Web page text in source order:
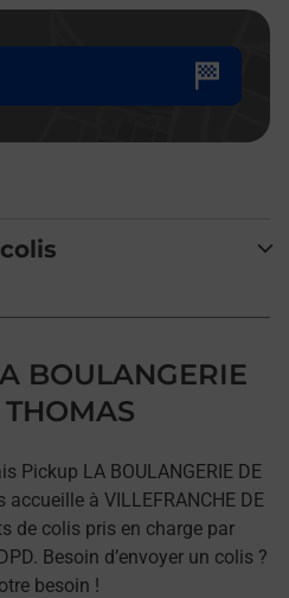
BOULANGERIE
Pickup LA BOULANGERIE DE
accueille à VILLEFRANCHE DE
de colis pris en charge par
Besoin d’envoyer un colis ?
besoin !